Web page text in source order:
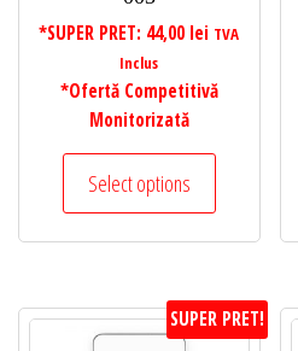
*SUPER PRET: 44,00 lei TVA
Inclus
*Ofertă Competitivă
Monitorizată
Select options
SUPER PRET!